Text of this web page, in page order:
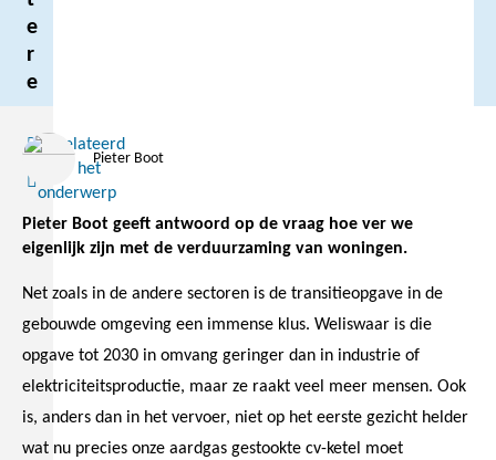
e
r
e
Gerelateerd
Over het
onderwerp
Pieter Boot
Lees
Pieter Boot geeft antwoord op de vraag hoe ver we
eigenlijk zijn met de verduurzaming van woningen.
Net zoals in de andere sectoren is de transitieopgave in de
gebouwde omgeving een immense klus. Weliswaar is die
opgave tot 2030 in omvang geringer dan in industrie of
elektriciteitsproductie, maar ze raakt veel meer mensen. Ook
is, anders dan in het vervoer, niet op het eerste gezicht helder
wat nu precies onze aardgas gestookte cv-ketel moet